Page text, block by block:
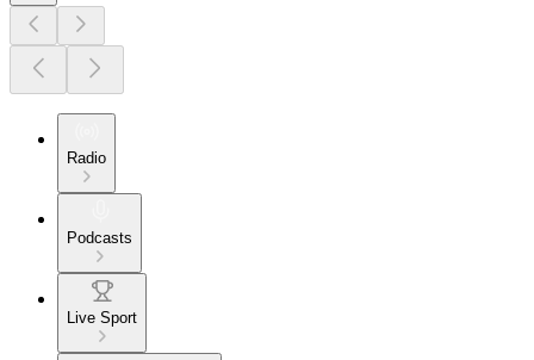
Radio
Podcasts
Live Sport